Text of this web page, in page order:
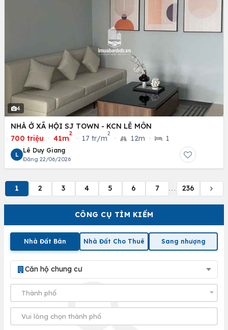
CÔNG CỤ TÌM KIẾM
Nhà Đất Bán Nhà Đất Cho Thuê Sang nhượng
Căn hộ chung cư
4
NHÀ Ở XÃ HỘI SJ TOWN - KCN LỄ MÔN
700 triệu · 41m
2
· 17 tr/m
2
· 12m · 1
L
Lê Duy Giang
Đăng 22/06/2026
1 2 3 4 5 6 7 ... 236